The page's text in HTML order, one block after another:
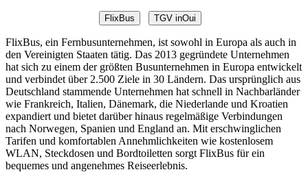
FlixBus TGV inOui
FlixBus, ein Fernbusunternehmen, ist sowohl in Europa als auch in
den Vereinigten Staaten tätig. Das 2013 gegründete Unternehmen
hat sich zu einem der größten Busunternehmen in Europa entwickelt
und verbindet über 2.500 Ziele in 30 Ländern. Das ursprünglich aus
Deutschland stammende Unternehmen hat schnell in Nachbarländer
wie Frankreich, Italien, Dänemark, die Niederlande und Kroatien
expandiert und bietet darüber hinaus regelmäßige Verbindungen
nach Norwegen, Spanien und England an. Mit erschwinglichen
Tarifen und komfortablen Annehmlichkeiten wie kostenlosem
WLAN, Steckdosen und Bordtoiletten sorgt FlixBus für ein
bequemes und angenehmes Reiseerlebnis.